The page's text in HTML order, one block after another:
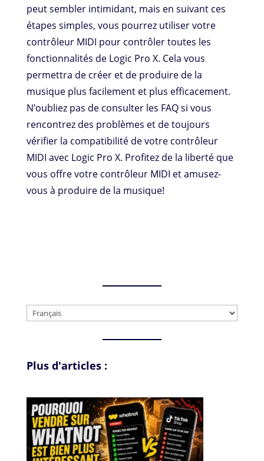
peut sembler intimidant, mais en suivant ces
étapes simples, vous pourrez utiliser votre
contrôleur MIDI pour contrôler toutes les
fonctionnalités de Logic Pro X. Cela vous
permettra de créer et de produire de la
musique plus facilement et plus efficacement.
N’oubliez pas de consulter les FAQ si vous
rencontrez des problèmes et de toujours
vérifier la compatibilité de votre contrôleur
MIDI avec Logic Pro X. Profitez de la liberté que
vous offre votre contrôleur MIDI et amusez-
vous à produire de la musique!
Choisir
Plus d'articles :